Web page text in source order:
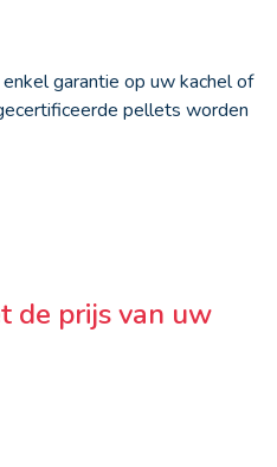
garantie op uw kachel of
pellets worden
de prijs van uw